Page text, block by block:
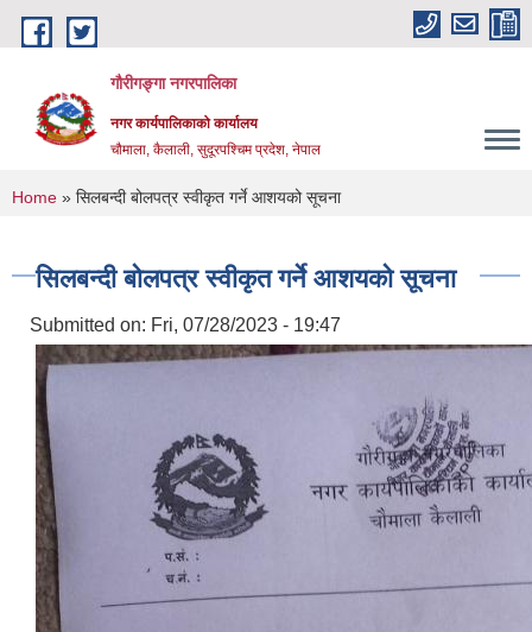
Skip to main content
गौरीगङ्गा नगरपालिका
नगर कार्यपालिकाको कार्यालय
चौमाला, कैलाली, सुदूरपश्चिम प्रदेश, नेपाल
You are here
Home » सिलबन्दी बोलपत्र स्वीकृत गर्ने आशयको सूचना
सिलबन्दी बोलपत्र स्वीकृत गर्ने आशयको सूचना
Submitted on: Fri, 07/28/2023 - 19:47